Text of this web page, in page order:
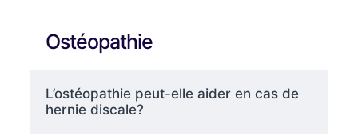
Ostéopathie
L’ostéopathie peut-elle aider en cas de
hernie discale?